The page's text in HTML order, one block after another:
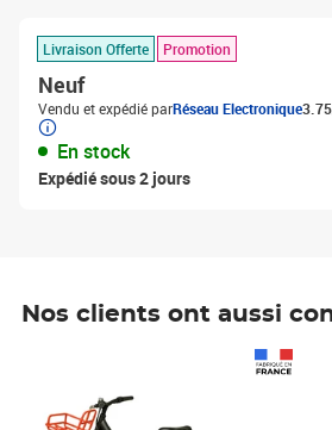
Livraison Offerte Promotion
Neuf
Vendu et expédié parRéseau Electronique
En stock
Expédié sous 2 jours
Nos clients ont aussi